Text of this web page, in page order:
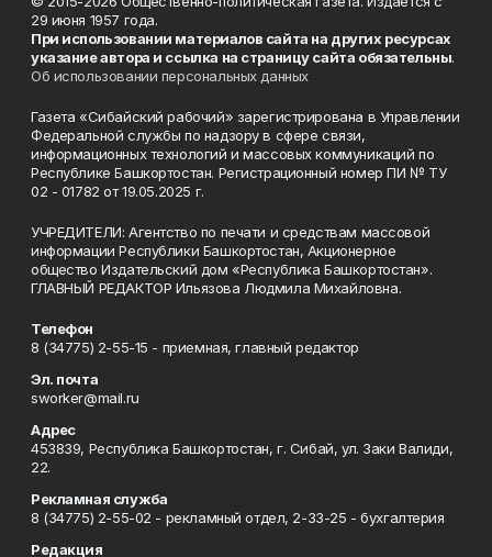
29 июня 1957 года.
При использовании материалов сайта на других ресурсах
указание автора и ссылка на страницу сайта обязательны.
Об использовании персональных данных
Газета «Сибайский рабочий» зарегистрирована в Управлении
Федеральной службы по надзору в сфере связи,
информационных технологий и массовых коммуникаций по
Республике Башкортостан. Регистрационный номер ПИ № ТУ
02 - 01782 от 19.05.2025 г.
УЧРЕДИТЕЛИ: Агентство по печати и средствам массовой
информации Республики Башкортостан, Акционерное
общество Издательский дом «Республика Башкортостан».
ГЛАВНЫЙ РЕДАКТОР Ильязова Людмила Михайловна.
Телефон
8 (34775) 2-55-15 - приемная, главный редактор
Эл. почта
sworker@mail.ru
Адрес
453839, Республика Башкортостан, г. Сибай, ул. Заки Валиди,
22.
Рекламная служба
8 (34775) 2-55-02 - рекламный отдел, 2-33-25 - бухгалтерия
Редакция